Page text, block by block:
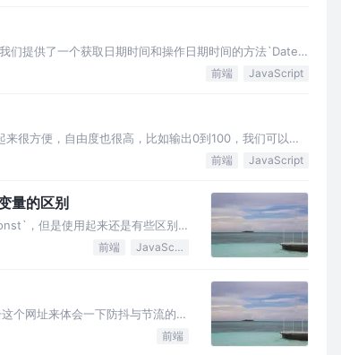
们提供了一个获取日期时间和操作日期时间的方法`Date
前端 JavaScript
很方便，自由度也很高，比如输出0到100，我们可以这
前端 JavaScript
量的区别
，但是使用起来还是有些区别
前端 JavaScript
个网址来体会一下防抖与节流的不
前端